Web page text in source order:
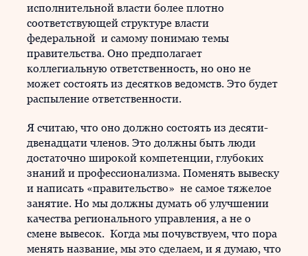
исполнительной власти более плотно
соответствующей структуре власти
федеральной и самому понимаю темы
правительства. Оно предполагает
коллегиальную ответственность, но оно не
может состоять из десятков ведомств. Это будет
распыление ответственности.
Я считаю, что оно должно состоять из десяти-
двенадцати членов. Это должны быть люди
достаточно широкой компетенции, глубоких
знаний и профессионализма. Поменять вывеску
и написать «правительство» не самое тяжелое
занятие. Но мы должны думать об улучшении
качества регионального управления, а не о
смене вывесок. Когда мы почувствуем, что пора
менять название, мы это сделаем, и я думаю, что